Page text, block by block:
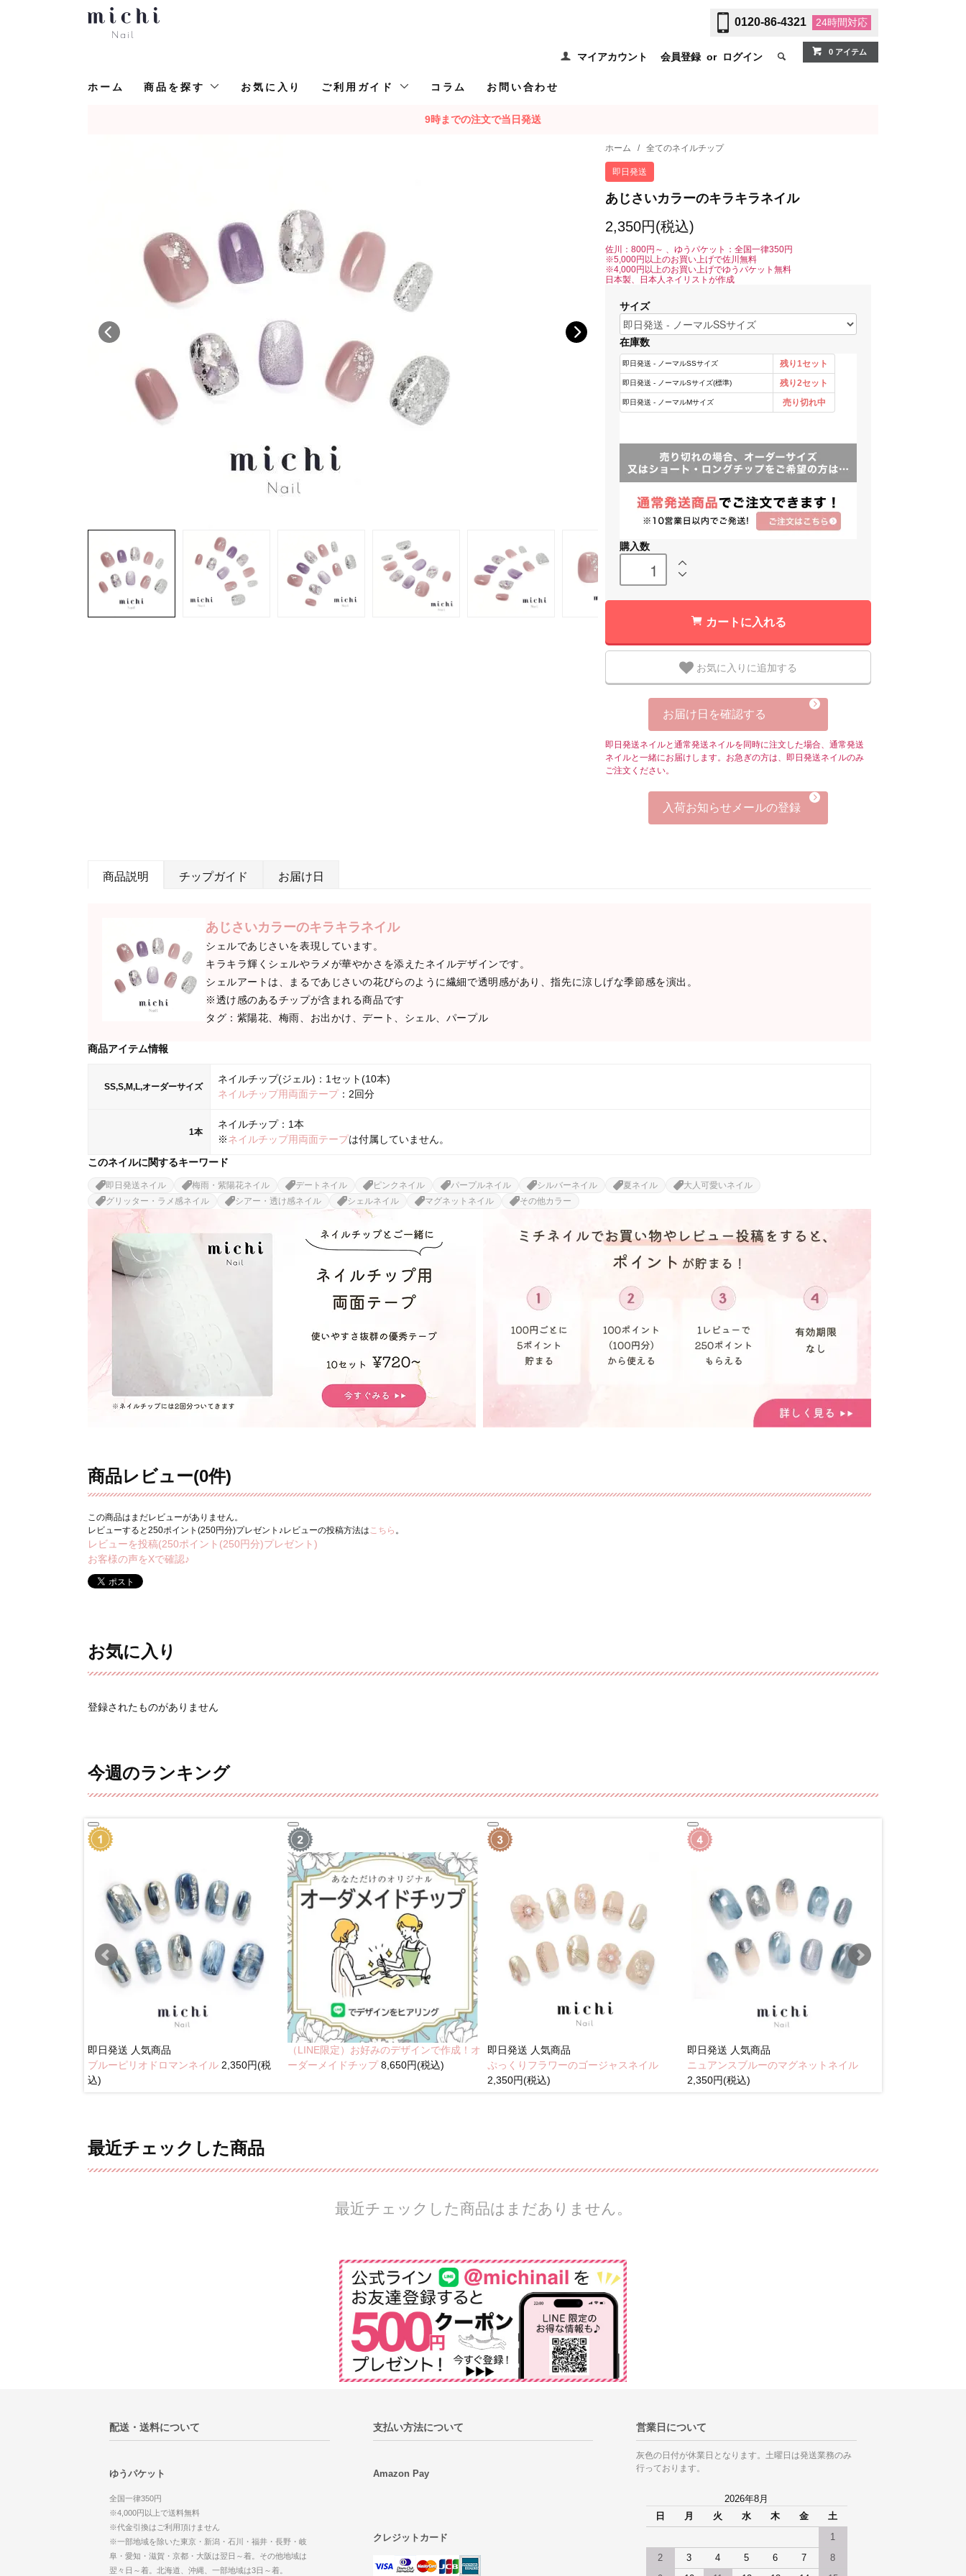
0120-86-4321 24時間対応
マイアカウント 会員登録 or ログイン 0 アイテム
ホーム 商品を探す お気に入り ご利用ガイド コラム お問い合わせ
9時までの注文で当日発送
ホーム / 全てのネイルチップ
即日発送
あじさいカラーのキラキラネイル
2,350円(税込)
佐川：800円～ 、ゆうパケット：全国一律350円
※5,000円以上のお買い上げで佐川無料
※4,000円以上のお買い上げでゆうパケット無料
日本製、日本人ネイリストが作成
サイズ
在庫数
購入数
カートに入れる
お気に入りに追加する
お届け日を確認する
即日発送ネイルと通常発送ネイルを同時に注文した場合、通常発送
ネイルと一緒にお届けします。お急ぎの方は、即日発送ネイルのみ
ご注文ください。
入荷お知らせメールの登録
商品説明 チップガイド お届け日
あじさいカラーのキラキラネイル
シェルであじさいを表現しています。
キラキラ輝くシェルやラメが華やかさを添えたネイルデザインです。
シェルアートは、まるであじさいの花びらのように繊細で透明感があり、指先に涼しげな季節感を演出。
※透け感のあるチップが含まれる商品です
タグ：紫陽花、梅雨、お出かけ、デート、シェル、パープル
商品アイテム情報
SS,S,M,L,オーダーサイズ
ネイルチップ(ジェル)：1セット(10本)
ネイルチップ用両面テープ：2回分
1本
ネイルチップ：1本
※ネイルチップ用両面テープは付属していません。
このネイルに関するキーワード
即日発送ネイル 梅雨・紫陽花ネイル デートネイル ピンクネイル パープルネイル シルバーネイル 夏ネイル
大人可愛いネイル
グリッター・ラメ感ネイル
シアー・透け感ネイル シェルネイル マグネットネイル その他カラー
商品レビュー(0件)
この商品はまだレビューがありません。
レビューすると250ポイント(250円分)プレゼント♪レビューの投稿方法は こちら 。
レビューを投稿(250ポイント(250円分)プレゼント)
お客様の声をXで確認♪
お気に入り
登録されたものがありません
今週のランキング
即日発送 人気商品
ブルーピリオドロマンネイル 2,350円(税
込)
（LINE限定）お好みのデザインで作成！オ
ーダーメイドチップ8,650円(税込)
即日発送 人気商品
ぷっくりフラワーのゴージャスネイル
2,350円(税込)
即日発送 人気商品
ニュアンスブルーのマグネットネイル
2,350円(税込)
最近チェックした商品
最近チェックした商品はまだありません。
配送・送料について
ゆうパケット
全国一律350円
※4,000円以上で送料無料
※代金引換はご利用頂けません
※一部地域を除いた東京・新潟・石川・福井・長野・岐
阜・愛知・滋賀・京都・大阪は翌日～着。その他地域は
翌々日～着。北海道、沖縄、一部地域は3日～着。
支払い方法について
Amazon Pay
クレジットカード
営業日について
灰色の日付が休業日となります。土曜日は発送業務のみ
行っております。
2026年8月
日
月 火 水 木 金 土
1
2 3 4 5 6 7 8